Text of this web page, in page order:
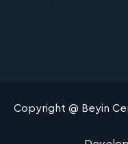
Copyright @ Beyin